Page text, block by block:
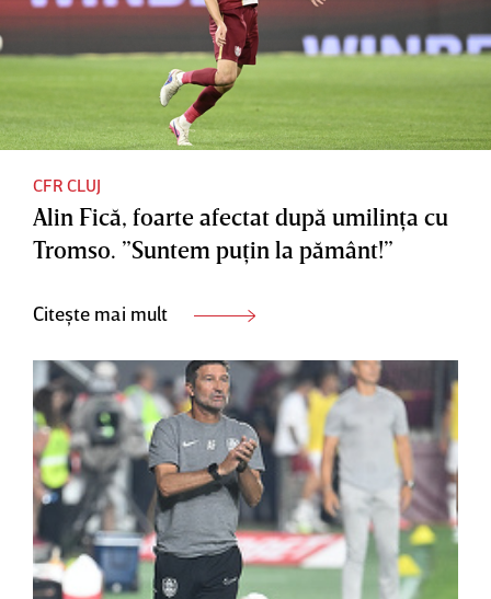
CFR CLUJ
Alin Fică, foarte afectat după umilinţa cu
Tromso. ”Suntem puţin la pământ!”
Citește mai mult